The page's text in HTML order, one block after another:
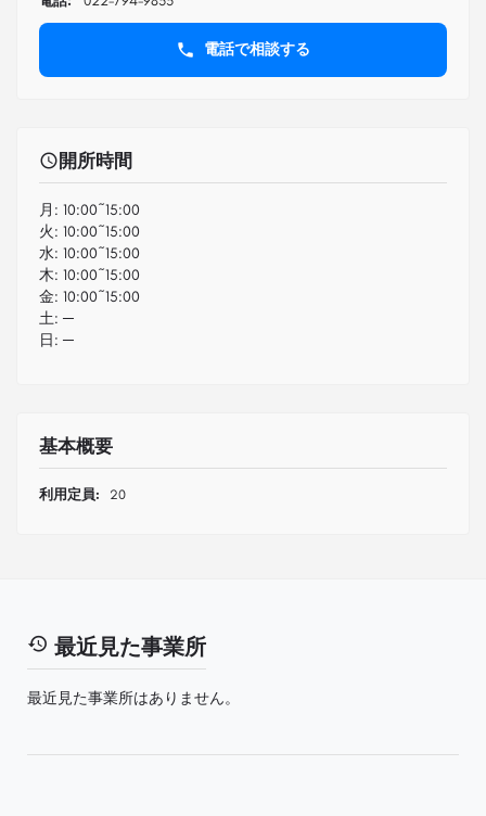
電話で相談する
開所時間
月: 10:00~15:00
火: 10:00~15:00
水: 10:00~15:00
木: 10:00~15:00
金: 10:00~15:00
土: ─
日: ─
基本概要
利用定員: 20
最近見た事業所
最近見た事業所はありません。